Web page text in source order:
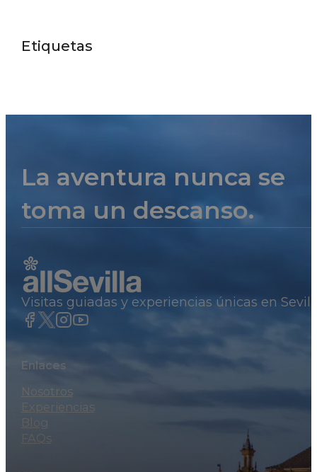
Etiquetas
La aventura nunca se
toma un descanso.
Visitas guiadas y experiencias únicas en
Enlaces
Nosotros
Experiencias
Blog
FAQs